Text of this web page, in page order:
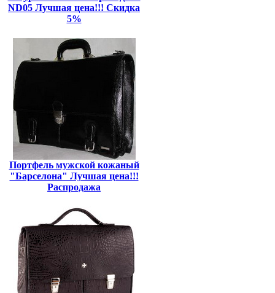
ND05 Лучшая цена!!! Скидка
5%
Портфель мужской кожаный
"Барселона" Лучшая цена!!!
Распродажа